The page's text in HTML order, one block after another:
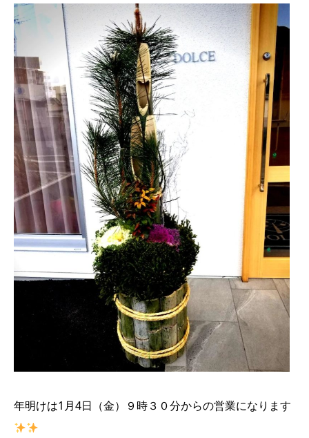
年明けは1月4日（金）９時３０分からの営業になります